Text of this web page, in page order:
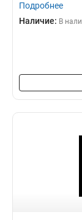
Подробнее
Наличие: В